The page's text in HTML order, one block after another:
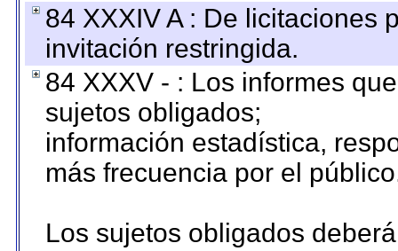
84 XXXIV A : De licitaciones
invitación restringida.
84 XXXV - : Los informes
sujetos obligados;
información estadística,
más frecuencia por el
Los sujetos obligados